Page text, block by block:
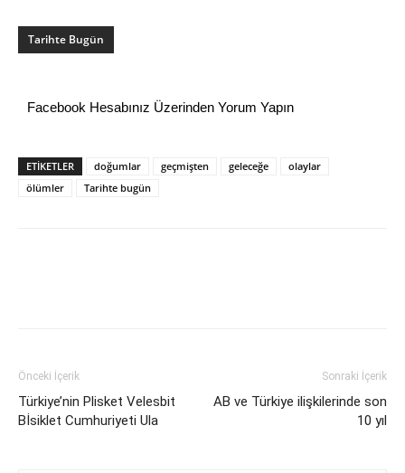
Tarihte Bugün
Facebook Hesabınız Üzerinden Yorum Yapın
ETİKETLER doğumlar geçmişten geleceğe
olaylar
ölümler
Tarihte bugün
Önceki İçerik
Türkiye’nin Plisket Velesbit
Bİsiklet Cumhuriyeti Ula
Sonraki İçerik
AB ve Türkiye ilişkilerinde son
10 yıl